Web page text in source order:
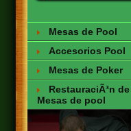
Mesas de Pool
Accesorios Pool
Mesas de Poker
RestauraciÃ³n de
Mesas de pool